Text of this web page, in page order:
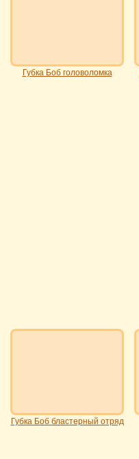
Губка Боб головоломка
Губка Боб бластерный отряд